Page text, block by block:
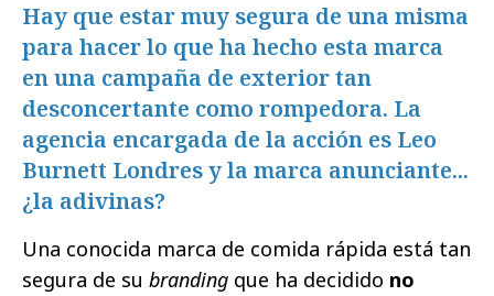
Hay que estar muy segura de una misma
para hacer lo que ha hecho esta marca
en una campaña de exterior tan
desconcertante como rompedora. La
agencia encargada de la acción es Leo
Burnett Londres y la marca anunciante...
¿la adivinas?
Una conocida marca de comida rápida está tan
segura de su branding que ha decidido no